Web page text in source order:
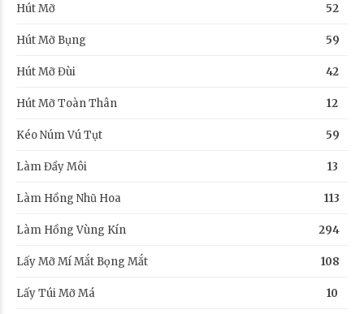
Hút Mỡ 52
Hút Mỡ Bụng 59
Hút Mỡ Đùi 42
Hút Mỡ Toàn Thân 12
Kéo Núm Vú Tụt 59
Làm Đầy Môi 13
Làm Hồng Nhũ Hoa 113
Làm Hồng Vùng Kín 294
Lấy Mỡ Mí Mắt Bọng Mắt 108
Lấy Túi Mỡ Má 10